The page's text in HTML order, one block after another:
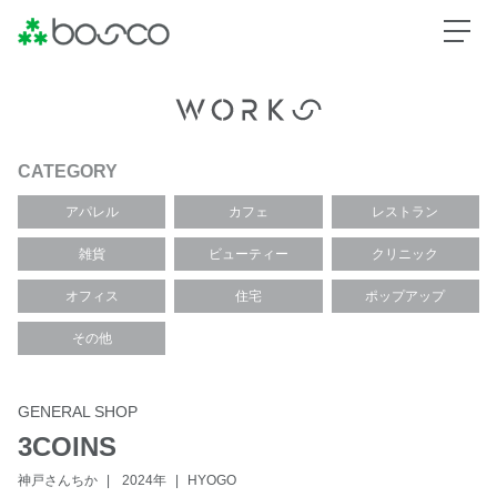
CATEGORY
アパレル カフェ レストラン
雑貨 ビューティー クリニック
オフィス 住宅 ポップアップ
その他
GENERAL SHOP
3COINS
神戸さんちか 2024年 HYOGO